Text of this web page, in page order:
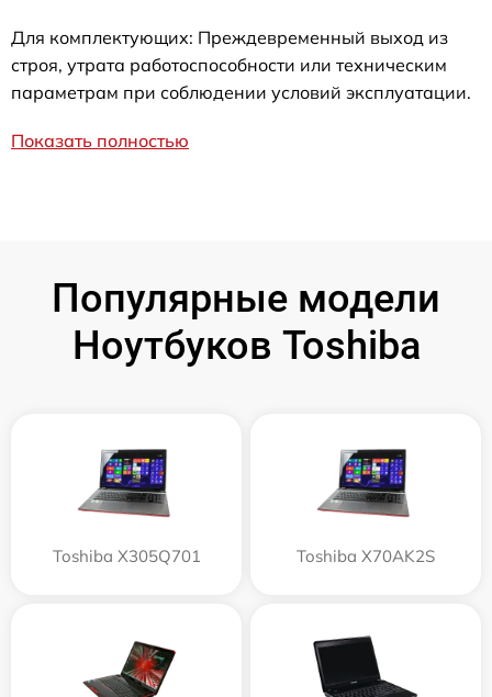
Для комплектующих: Преждевременный выход из
строя, утрата работоспособности или техническим
параметрам при соблюдении условий эксплуатации.
Показать полностью
Популярные модели
Ноутбуков Toshiba
Toshiba X305Q701 Toshiba X70AK2S